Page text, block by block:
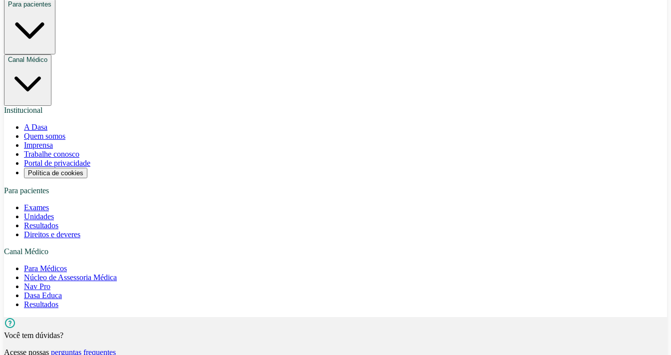
Para pacientes
Canal Médico
Institucional
A Dasa
Quem somos
Imprensa
Trabalhe conosco
Portal de privacidade
Política de cookies
Para pacientes
Exames
Unidades
Resultados
Direitos e deveres
Canal Médico
Para Médicos
Núcleo de Assessoria Médica
Nav Pro
Dasa Educa
Resultados
Você tem dúvidas?
Acesse nossas perguntas frequentes